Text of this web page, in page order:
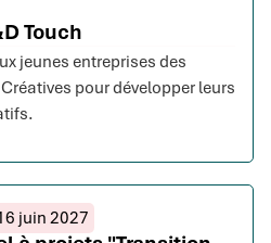
Touch
jeunes entreprises des
pour développer leurs
juin 2027